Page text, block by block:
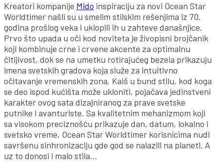
Kreatori kompanije Mido inspiraciju za novi Ocean Star
Worldtimer našli su u smelim stilskim rešenjima iz 70.
godina prošlog veka i uklopili ih u zahteve današnjice.
Prvo što upada u oči kod noviteta je živopisni brojčanik
koji kombinuje crne i crvene akcente za optimalnu
čitljivost, dok se na umetku rotirajućeg bezela prikazuju
imena svetskih gradova koja služe za intuitivno
očitavanje vremenskih zona. Kaiš u bund stilu, kod koga
se deo ispod kućišta može ukloniti, pojačava jedinstveni
karakter ovog sata dizajniranog za prave svetske
putnike i avanturiste. Sa kvalitetnim mehanizmom koji
sa visokom preciznošću prikazuje dan, datum, lokalno i
svetsko vreme, Ocean Star Worldtimer korisnicima nudi
savršenu sinhronizaciju gde god se nalazili na planeti. A
uz to donosi i malo stila…